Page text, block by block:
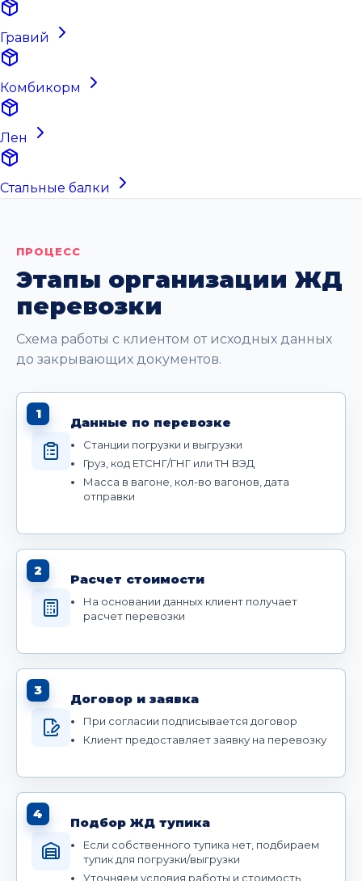
Гравий
Комбикорм
Лен
Стальные балки
ПРОЦЕСС
Этапы организации ЖД
перевозки
Схема работы с клиентом от исходных данных
до закрывающих документов.
1
Данные по перевозке
Станции погрузки и выгрузки
Груз, код ЕТСНГ/ГНГ или ТН ВЭД
Масса в вагоне, кол-во вагонов, дата
отправки
2
Расчет стоимости
На основании данных клиент получает
расчет перевозки
3
Договор и заявка
При согласии подписывается договор
Клиент предоставляет заявку на перевозку
4
Подбор ЖД тупика
Если собственного тупика нет, подбираем
тупик для погрузки/выгрузки
Уточняем условия работы и стоимость